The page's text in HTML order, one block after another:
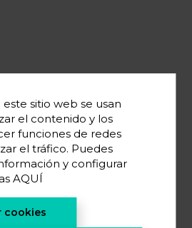
del Irish Research Council
Joven – Modalidad ‘Líder de
Española de Química
Emergente de la
Química (2022)
este sitio web se usan
el contenido y los
funciones de redes
el tráfico. Puedes
y configurar
AQUÍ
cookies